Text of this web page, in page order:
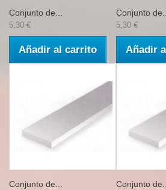
Conjunto de...
5,30 €
Añadir al carrito
Conjunto de...
5,30 €
Añadir
Conjunto de... Conjunto de...